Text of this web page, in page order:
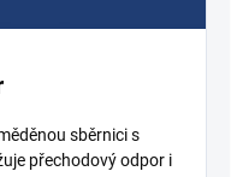
sběrnici s
přechodový odpor i